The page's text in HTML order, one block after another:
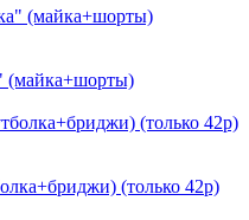
(майка+шорты)
(только 42р)